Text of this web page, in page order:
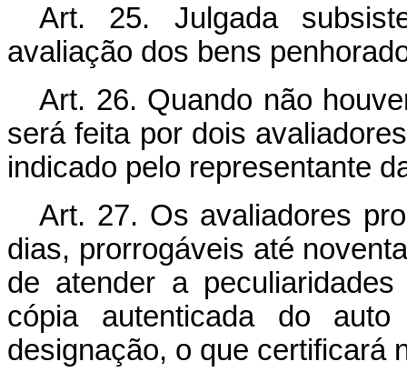
Art. 25. Julgada
avaliação dos bens
Art. 26. Quando não
será feita por dois
indicado pelo representante
Art. 27. Os avaliadores
dias, prorrogáveis até
de atender a
cópia autenticada do
designação, o que certificará